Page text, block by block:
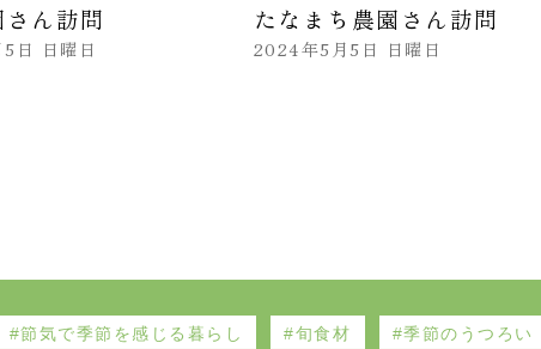
ん訪問
日 日曜日
たなまち農園さん訪問
2024年5月5日 日曜日
節気で季節を感じる暮らし 旬食材 季節のうつろい